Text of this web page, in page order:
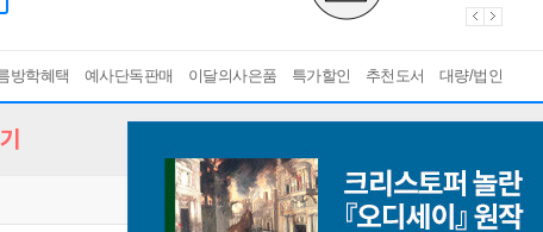
방학혜택 예사단독판매 이달의사은품 특가할인 추천도서 대량/법인